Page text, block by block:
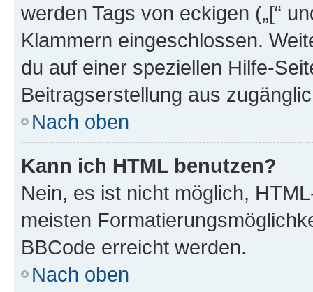
werden Tags von eckigen („[“
Klammern eingeschlossen.
du auf einer speziellen Hilfe-
Beitragserstellung aus
Nach oben
Kann ich HTML benutzen?
Nein, es ist nicht möglich,
meisten
BBCode erreicht werden.
Nach oben